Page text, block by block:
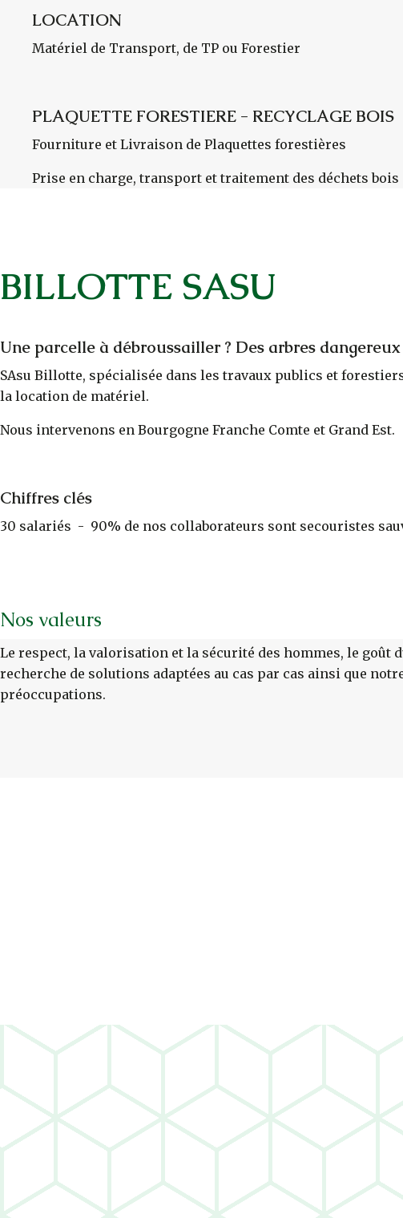
LOCATION
Matériel de Transport, de TP ou Forestier
PLAQUETTE FORESTIERE - RECYCLAGE BOIS
Fourniture et Livraison de Plaquettes forestières
Prise en charge, transport et traitement des déchets bois
BILLOTTE SASU
Une parcelle à débroussailler ? Des arbres
SAsu Billotte, spécialisée dans les travaux publics et
la location de matériel.
Nous intervenons en Bourgogne Franche Comte et Grand Est.
Chiffres clés
30 salariés - 90% de nos collaborateurs sont secouristes
Nos valeurs
Le respect, la valorisation et la sécurité des hommes, le goût
recherche de solutions adaptées au cas par cas ainsi que
préoccupations.